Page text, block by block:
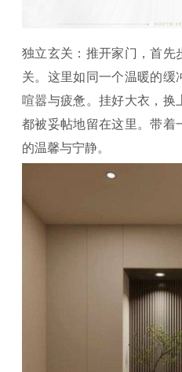
独立玄关：推开家门，首先
关。这里如同一个温暖的缓
喧嚣与疲惫。挂好大衣，换
都被妥帖地留在这里。带着
的温馨与宁静。